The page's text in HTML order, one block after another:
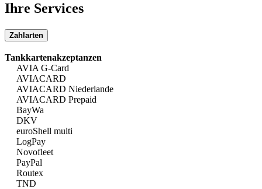
Ihre Services
Zahlarten
Tankkartenakzeptanzen
AVIA G-Card
AVIACARD
AVIACARD Niederlande
AVIACARD Prepaid
BayWa
DKV
euroShell multi
LogPay
Novofleet
PayPal
Routex
TND